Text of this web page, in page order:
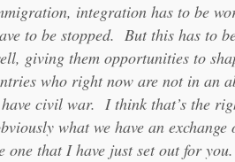
integration has to be
to be stopped. But this has to
giving them opportunities to
who right now are not in an
have civil war. I think that’s the
what we have an
one that I have just set out for you.